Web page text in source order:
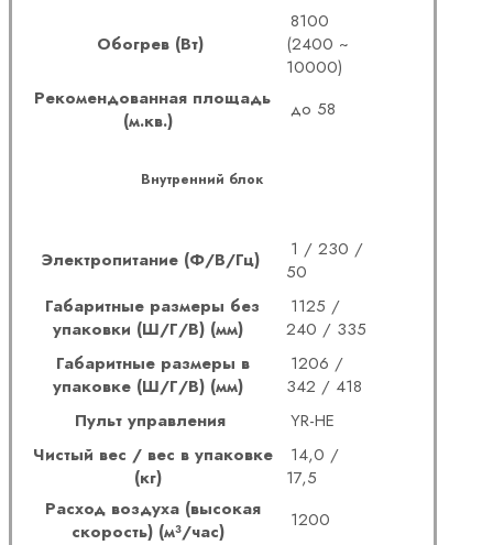
Обогрев (Вт)
8100
(2400 ~
10000)
Рекомендованная площадь
(м.кв.)
до 58
Внутренний блок
Электропитание (Ф/В/Гц)
1 / 230 /
50
Габаритные размеры без
упаковки (Ш/Г/В) (мм)
1125 /
240 / 335
Габаритные размеры в
упаковке (Ш/Г/В) (мм)
1206 /
342 / 418
Пульт управления
YR-HE
Чистый вес / вес в упаковке
(кг)
14,0 /
17,5
Расход воздуха (высокая
скорость) (м³/час)
1200